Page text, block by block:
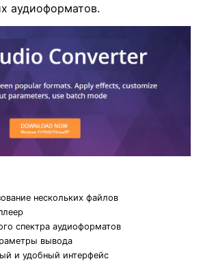
аудиоформатов.
нескольких файлов
спектра аудиоформатов
вывода
и удобный интерфейс